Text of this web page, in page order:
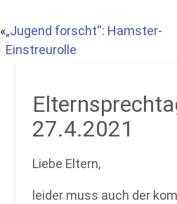
«„Jugend forscht“: Hamster-
Einstreurolle
27.4.2021
Liebe Eltern,
leider muss auch der